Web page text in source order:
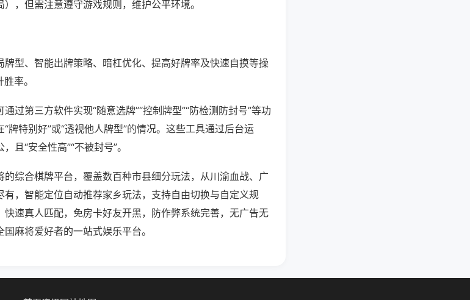
，但需注意遵守游戏规则，维护公平环境。
型、智能出牌策略、暗杠优化、提高好牌率及快速自摸等操
率。
过第三方软件实现“随意选牌”“控制牌型”“防检测防封号”等功
牌特别好”或“透视他人牌型”的情况。这些工具通过后台运
且“安全性高”“不被封号”。
综合棋牌平台，覆盖数百种市县细分玩法，从川渝血战、广
，智能定位自动推荐家乡玩法，支持自由切换与自定义规
速真人匹配，免房卡好友开黑，防作弊系统完善，无广告无
麻将爱好者的一站式娱乐平台。